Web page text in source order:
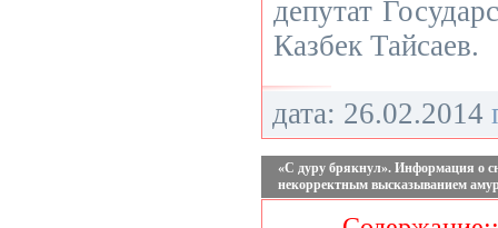
депутат
Казбек Тайсаев.
дата: 26.02.2014
«С дуру брякнул». Информация о
некорректным высказыванием